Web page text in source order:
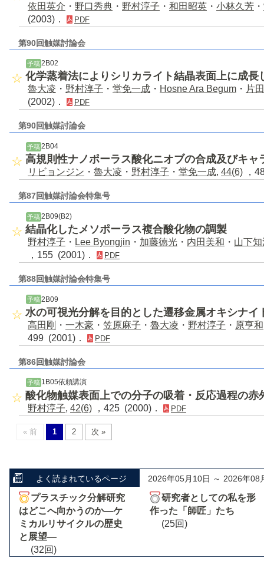
依田英介 ・ 野口秀典 ・ 野村淳子 ・ 和田昭英 ・ 小林久芳 ・
(2003)．
PDF
第90回触媒討論会
予稿 2B02
化学蒸着法によりシリカライト結晶表面上に成長
魯大凌 ・ 野村淳子 ・ 堂免一成 ・ Hosne Ara Begum ・ 片
(2002)．
PDF
第90回触媒討論会
予稿 2B04
高規則性ナノポーラス酸化ニオブの合成及びキャ
リビョンジン ・ 魯大凌 ・ 野村淳子 ・ 堂免一成, 44(6) ，
第87回触媒討論会特集号
予稿2B09(B2)
結晶化したメソポーラス複合酸化物の調製
野村淳子 ・ Lee Byongjin ・ 加藤徳光 ・ 内田美和 ・ 山下
，155 (2001)．
PDF
第88回触媒討論会特集号
予稿 2B09
水の可視光分解を目的とした遷移金属オキシナイ
高田剛 ・ 一木豪 ・ 笠原麻子 ・ 魯大凌 ・ 野村淳子 ・ 原亨和
499 (2001)．
PDF
第86回触媒討論会
予稿 1B05依頼講演
酸化物触媒表面上での分子の吸着・反応過程の赤
野村淳子, 42(6) ，425 (2000)． PDF
« 前 1 2 次 »
よく読まれているページ 2026年05月10日 ～ 2026年08
プラスチック分解研究
はどこへ向かうのか―ケ
ミカルリサイクルの歴史
と展望―
(32回)
研究者としての私を形
作った「師匠」たち
(25回)